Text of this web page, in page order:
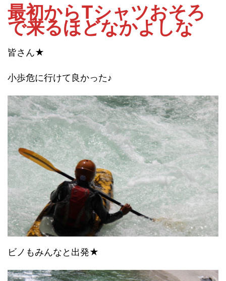
最初からTシャツおそろ
で来るほどなかよしな
皆さん★
小歩危に行けて良かった♪
ビノもみんなと出発★